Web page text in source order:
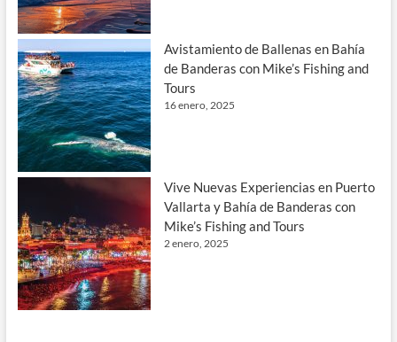
Avistamiento de Ballenas en Bahía
de Banderas con Mike’s Fishing and
Tours
16 enero, 2025
Vive Nuevas Experiencias en Puerto
Vallarta y Bahía de Banderas con
Mike’s Fishing and Tours
2 enero, 2025